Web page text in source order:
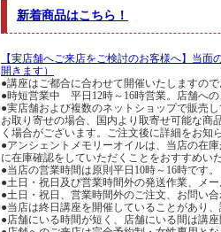
新着商品はこちら！
【実店舗へご来店をご検討のお客様へ】当
開きます）
●講座はご都合に合わせて開催いたしますの
●時短営業中 平日12時～16時営業。店舗への
●実店舗および複数のネットショップで販売
お取り寄せの場合、国内より取寄せ可能な商
く場合がございます。ご注文後に詳細をお知
●アンシェントメモリーオイルは、当店の在
に在庫確認をしていただくことをおすすめい
●当店の営業時間は原則平日10時～16時です。
●土日・祝日及び営業時間外の発送作業、メ
●土日・祝日、営業時間外のご注文、お問い
●当店は終日講座を開催していることがあり
●店舗にいる時間が短く、店舗にいる間は講